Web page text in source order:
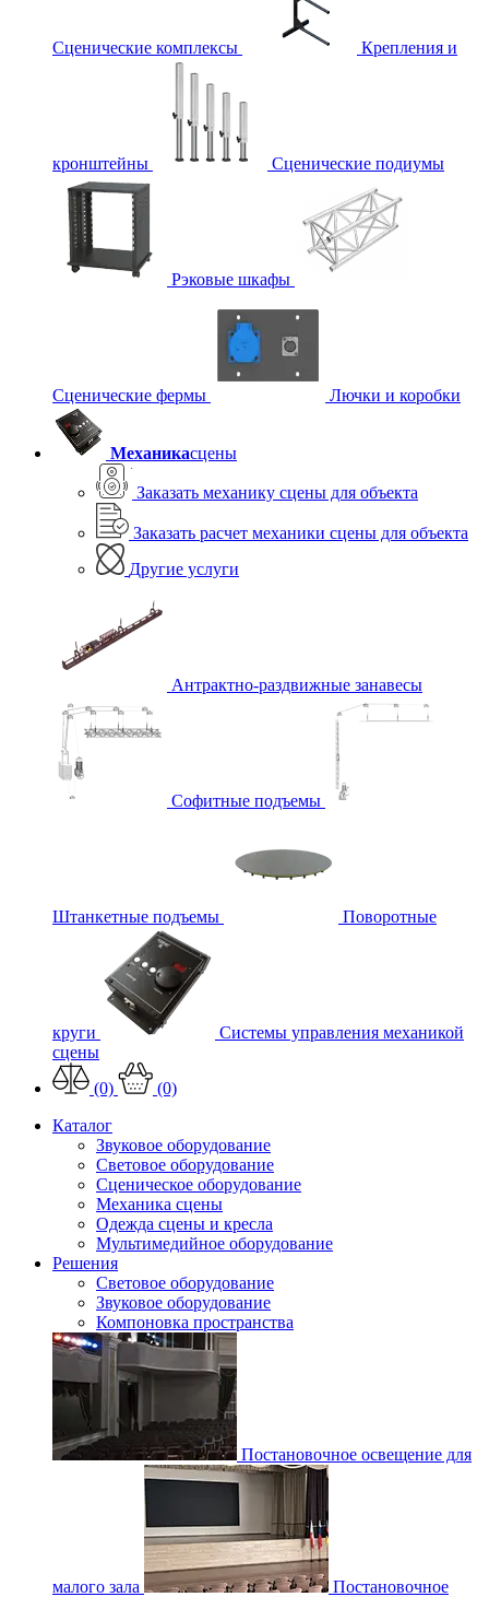
Сценические комплексы Крепления и
кронштейны Сценические подиумы
Рэковые шкафы
Сценические фермы Лючки и коробки
Механикасцены
Заказать механику сцены для объекта
Заказать расчет механики сцены для объекта
Другие услуги
Антрактно-раздвижные занавесы
Софитные подъемы
Штанкетные подъемы Поворотные
круги
Системы управления механикой
сцены
(0)
(0)
Каталог
Звуковое оборудование
Световое оборудование
Сценическое оборудование
Механика сцены
Одежда сцены и кресла
Мультимедийное оборудование
Решения
Световое оборудование
Звуковое оборудование
Компоновка пространства
Постановочное освещение для
малого зала Постановочное